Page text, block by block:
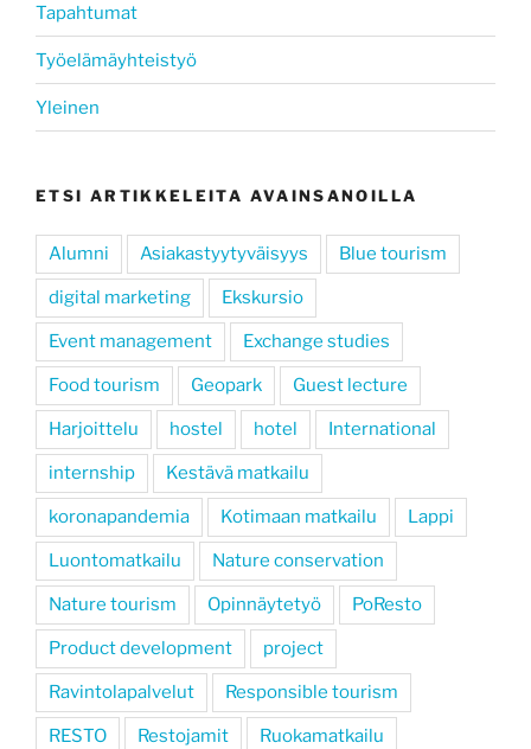
Tapahtumat
Työelämäyhteistyö
Yleinen
ETSI ARTIKKELEITA AVAINSANOILLA
Alumni Asiakastyytyväisyys Blue tourism
digital marketing Ekskursio
Event management Exchange studies
Food tourism Geopark Guest lecture
Harjoittelu hostel hotel International
internship Kestävä matkailu
koronapandemia Kotimaan matkailu Lappi
Luontomatkailu Nature conservation
Nature tourism Opinnäytetyö PoResto
Product development project
Ravintolapalvelut Responsible tourism
RESTO Restojamit Ruokamatkailu